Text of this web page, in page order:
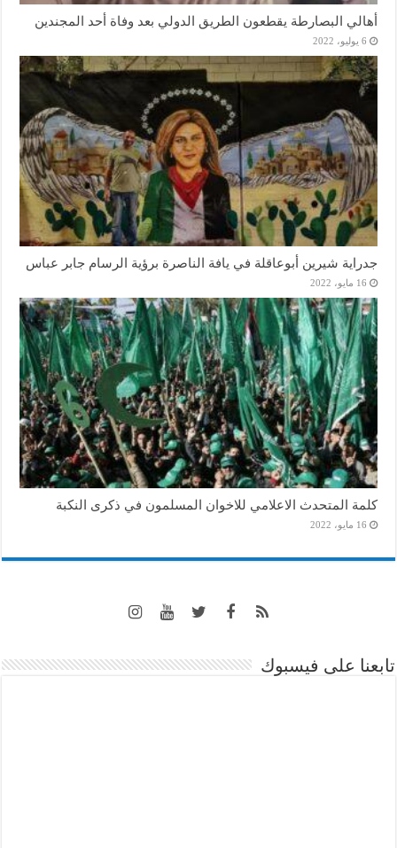
أهالي البصارطة يقطعون الطريق الدولي بعد وفاة أحد المجندين
6 يوليو، 2022
جدراية شيرين أبوعاقلة في يافة الناصرة برؤية الرسام جابر عباس
16 مايو، 2022
كلمة المتحدث الاعلامي للاخوان المسلمون في ذكرى النكبة
16 مايو، 2022
تابعنا على فيسبوك